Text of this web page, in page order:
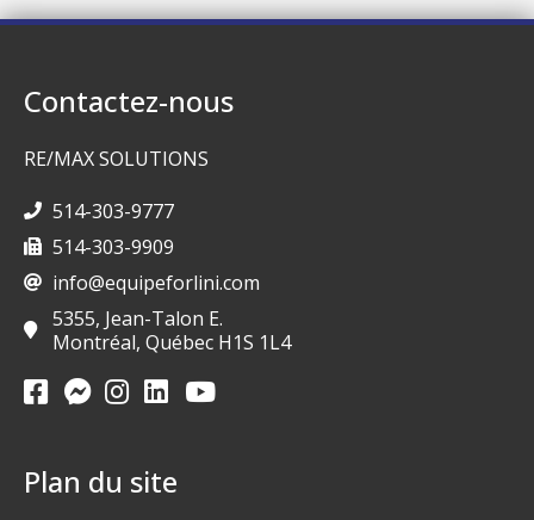
Contactez-nous
RE/MAX SOLUTIONS
514-303-9777
514-303-9909
info@equipeforlini.com
5355, Jean-Talon E.
Montréal, Québec H1S 1L4
Plan du site